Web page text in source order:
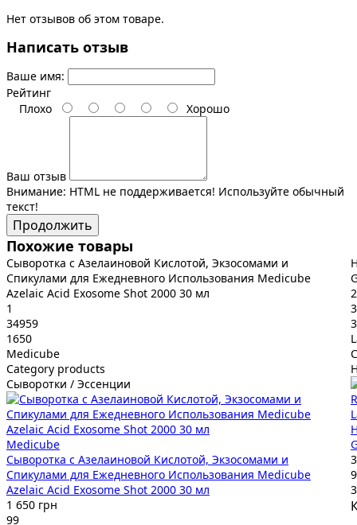
Нет отзывов об этом товаре.
Написать отзыв
Ваше имя:
Рейтинг
Плохо
Хорошо
Ваш отзыв
Внимание: HTML не поддерживается! Используйте обычный
текст!
Продолжить
Похожие товары
Сыворотка с Азелаиновой Кислотой, Экзосомами и
Спикулами для Ежедневного Использования Medicube
Azelaic Acid Exosome Shot 2000 30 мл
1
34959
1650
Medicube
Category products
Сыворотки / Эссенции
Medicube
Сыворотка с Азелаиновой Кислотой, Экзосомами и
Спикулами для Ежедневного Использования Medicube
Azelaic Acid Exosome Shot 2000 30 мл
1 650 грн
99
2